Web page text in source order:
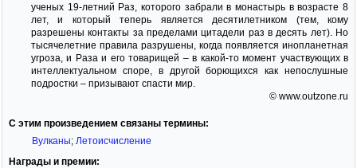
ученых 19-летний Раз, которого забрали в монастырь в возрасте 8
лет, и который теперь является десятилетником (тем, кому
разрешены контакты за пределами цитадели раз в десять лет). Но
тысячелетние правила разрушены, когда появляется инопланетная
угроза, и Раза и его товарищей – в какой-то момент участвующих в
интеллектуальном споре, в другой борющихся как непослушные
подростки – призывают спасти мир.
© www.outzone.ru
С этим произведением связаны термины:
Вулканы; Летоисчисление
Награды и премии: